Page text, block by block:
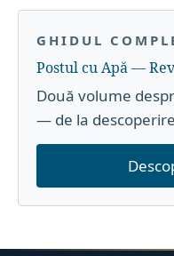
GHIDUL
Postul cu Apă —
Două volume
— de la